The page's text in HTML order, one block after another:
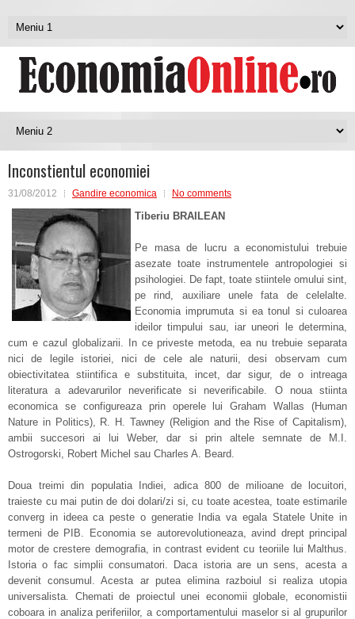
Inconstientul economiei
31/08/2012 Gandire economica No comments
Tiberiu BRAILEAN
Pe masa de lucru a economistului trebuie
asezate toate instrumentele antropologiei si
psihologiei. De fapt, toate stiintele omului sint,
pe rind, auxiliare unele fata de celelalte.
Economia imprumuta si ea tonul si culoarea
ideilor timpului sau, iar uneori le determina,
cum e cazul globalizarii. In ce priveste metoda, ea nu trebuie separata
nici de legile istoriei, nici de cele ale naturii, desi observam cum
obiectivitatea stiintifica e substituita, incet, dar sigur, de o intreaga
literatura a adevarurilor neverificate si neverificabile. O noua stiinta
economica se configureaza prin operele lui Graham Wallas (Human
Nature in Politics), R. H. Tawney (Religion and the Rise of Capitalism),
ambii succesori ai lui Weber, dar si prin altele semnate de M.I.
Ostrogorski, Robert Michel sau Charles A. Beard.
Doua treimi din populatia Indiei, adica 800 de milioane de locuitori,
traieste cu mai putin de doi dolari/zi si, cu toate acestea, toate estimarile
converg in ideea ca peste o generatie India va egala Statele Unite in
termeni de PIB. Economia se autorevolutioneaza, avind drept principal
motor de crestere demografia, in contrast evident cu teoriile lui Malthus.
Istoria o fac simplii consumatori. Daca istoria are un sens, acesta a
devenit consumul. Acesta ar putea elimina razboiul si realiza utopia
universalista. Chemati de proiectul unei economii globale, economistii
coboara in analiza periferiilor, a comportamentului maselor si al grupurilor